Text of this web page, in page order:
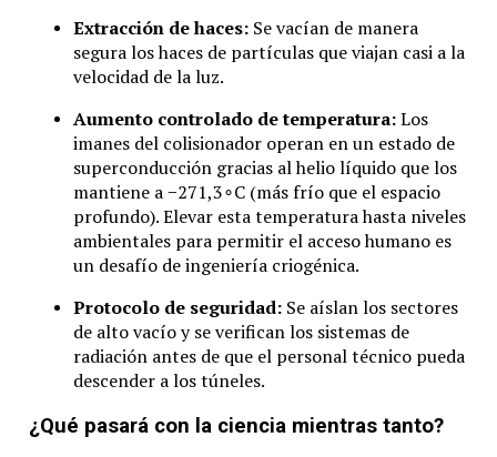
carreras de rallyDIRT 5y conThe Falconeer, el
Bungie Studiostambién tiene planes para la nueva
Otros títulos que asimismo estarán optimizados para
,Grounded,Sea of Thieves,Marvel’s Avengers
Extracción de haces:Se vacían de manera
segura los haces de partículas que viajan casi a la
velocidad de la luz.
Aumento controlado de temperatura:Los
imanes del colisionador operan en un estado de
superconducción gracias al helio líquido que los
mantiene a−271,3∘C(más frío que el espacio
profundo). Elevar esta temperatura hasta niveles
ambientales para permitir el acceso humano es
un desafío de ingeniería criogénica.
Protocolo de seguridad:Se aíslan los sectores
de alto vacío y se verifican los sistemas de
radiación antes de que el personal técnico pueda
descender a los túneles.
¿Qué pasará con la ciencia mientras tanto?